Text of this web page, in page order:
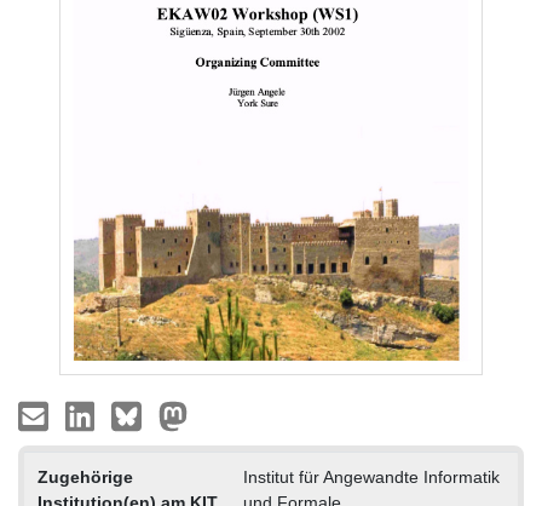
Zugehörige
Institution(en) am KIT
Institut für Angewandte Informatik
und Formale